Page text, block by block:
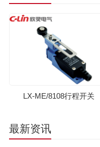
LX-ME/8108行程开关
最新资讯